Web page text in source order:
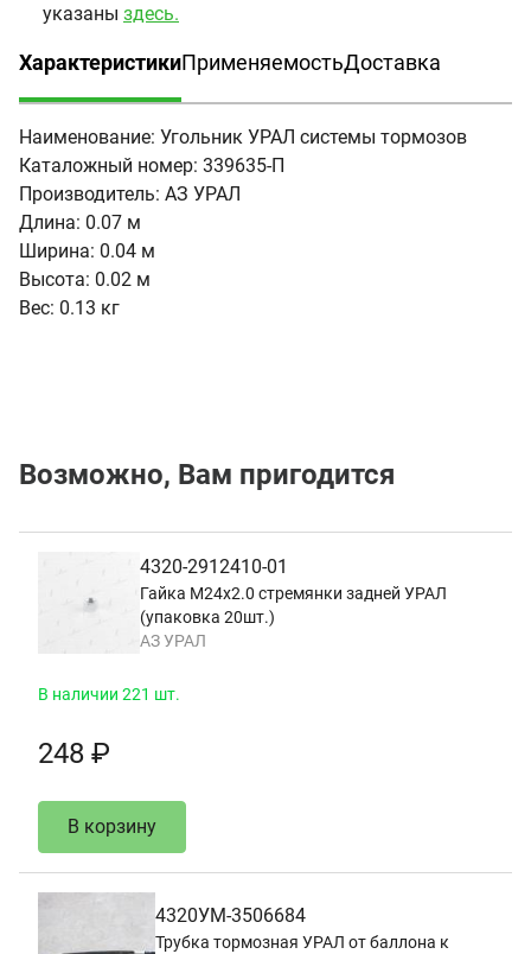
указаны здесь.
Характеристики
(активная вкладка)
ПрименяемостьДоставка
Наименование: Угольник УРАЛ системы тормозов
Каталожный номер: 339635-П
Производитель: АЗ УРАЛ
Длина: 0.07 м
Ширина: 0.04 м
Высота: 0.02 м
Вес: 0.13 кг
Возможно, Вам пригодится
4320-2912410-01
Гайка М24х2.0 стремянки задней УРАЛ
(упаковка 20шт.)
АЗ УРАЛ
В наличии 221 шт.
248 ₽
В корзину
4320УМ-3506684
Трубка тормозная УРАЛ от баллона к